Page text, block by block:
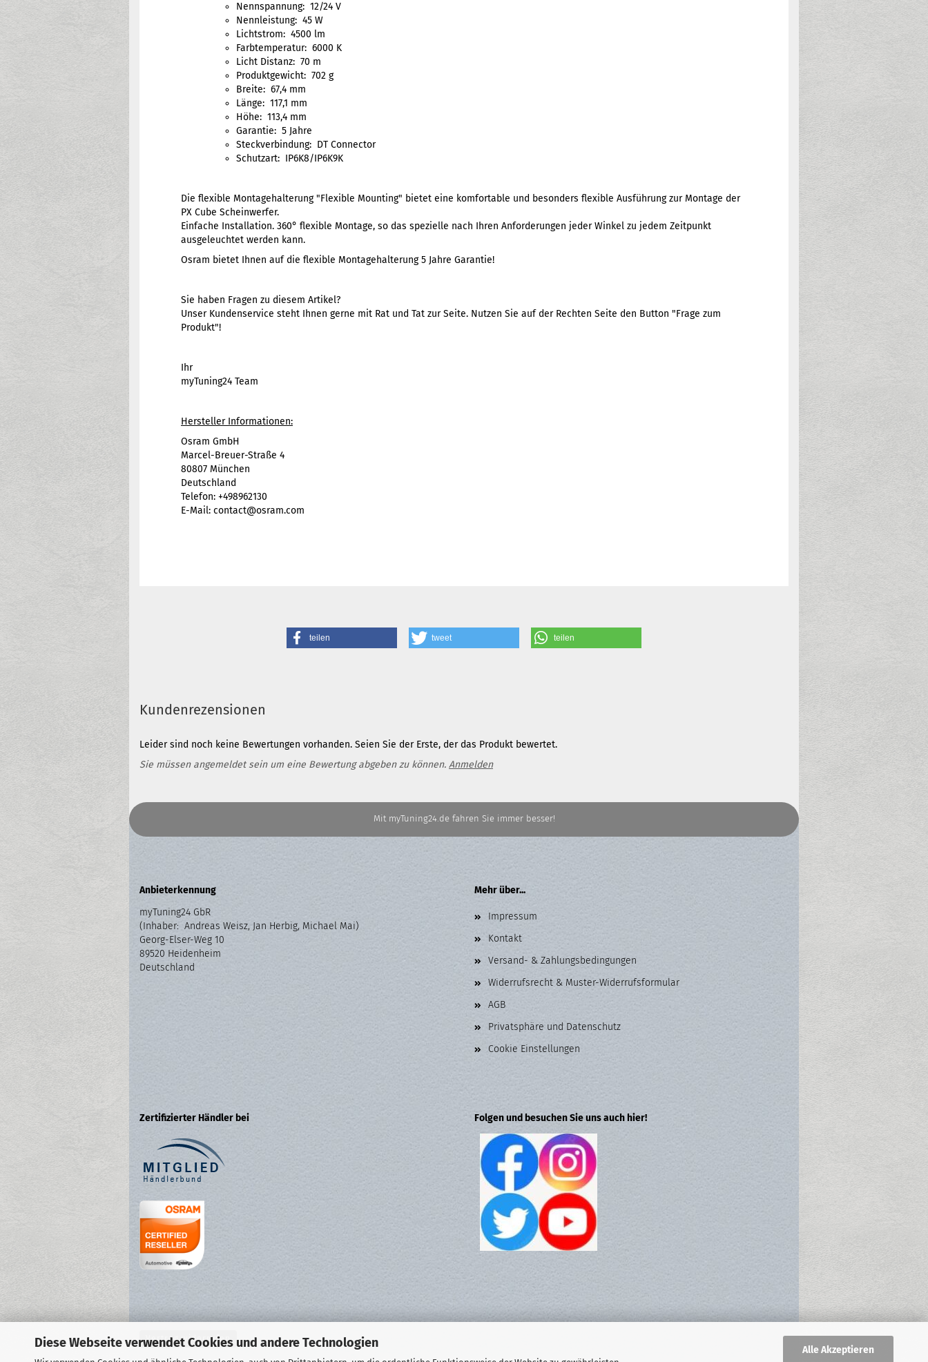
Diese Webseite verwendet Cookies und andere Technologien Alle Akzeptieren
Nennspannung: 12/24 V
Nennleistung: 45 W
Lichtstrom: 4500 lm
Farbtemperatur: 6000 K
Licht Distanz: 70 m
Produktgewicht: 702 g
Breite: 67,4 mm
Länge: 117,1 mm
Höhe: 113,4 mm
Garantie: 5 Jahre
Steckverbindung: DT Connector
Schutzart: IP6K8/IP6K9K
Die flexible Montagehalterung "Flexible Mounting" bietet eine komfortable und besonders flexible Ausführung zur Montage der
PX Cube Scheinwerfer.
Einfache Installation. 360° flexible Montage, so das spezielle nach Ihren Anforderungen jeder Winkel zu jedem Zeitpunkt
ausgeleuchtet werden kann.
Osram bietet Ihnen auf die flexible Montagehalterung 5 Jahre Garantie!
Sie haben Fragen zu diesem Artikel?
Unser Kundenservice steht Ihnen gerne mit Rat und Tat zur Seite. Nutzen Sie auf der Rechten Seite den Button "Frage zum
Produkt"!
Ihr
myTuning24 Team
Hersteller Informationen:
Osram GmbH
Marcel-Breuer-Straße 4
80807 München
Deutschland
Telefon: +498962130
E-Mail: contact@osram.com
teilen tweet teilen
Kundenrezensionen
Leider sind noch keine Bewertungen vorhanden. Seien Sie der Erste, der das Produkt bewertet.
Sie müssen angemeldet sein um eine Bewertung abgeben zu können. Anmelden
Mit myTuning24.de fahren Sie immer besser!
Anbieterkennung
myTuning24 GbR
(Inhaber: Andreas Weisz, Jan Herbig, Michael Mai)
Georg-Elser-Weg 10
89520 Heidenheim
Deutschland
Mehr über...
Impressum
Kontakt
Versand- & Zahlungsbedingungen
Widerrufsrecht & Muster-Widerrufsformular
AGB
Privatsphäre und Datenschutz
Cookie Einstellungen
Zertifizierter Händler bei Folgen und besuchen Sie uns auch hier!
Vertrag widerrufen